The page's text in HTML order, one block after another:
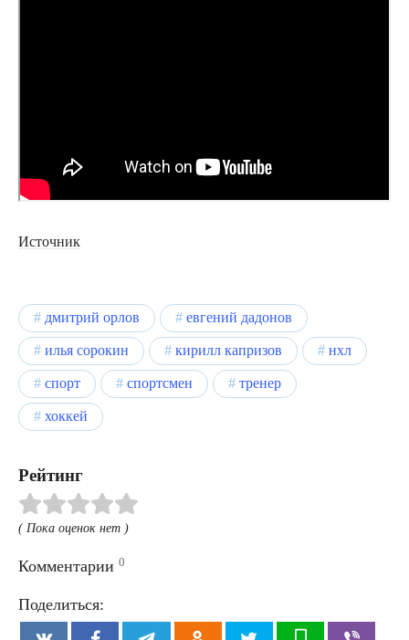
Источник
дмитрий орлов
евгений дадонов
илья сорокин
кирилл капризов
нхл
спорт
спортсмен
тренер
хоккей
Рейтинг
( Пока оценок нет )
Комментарии 0
Поделиться: